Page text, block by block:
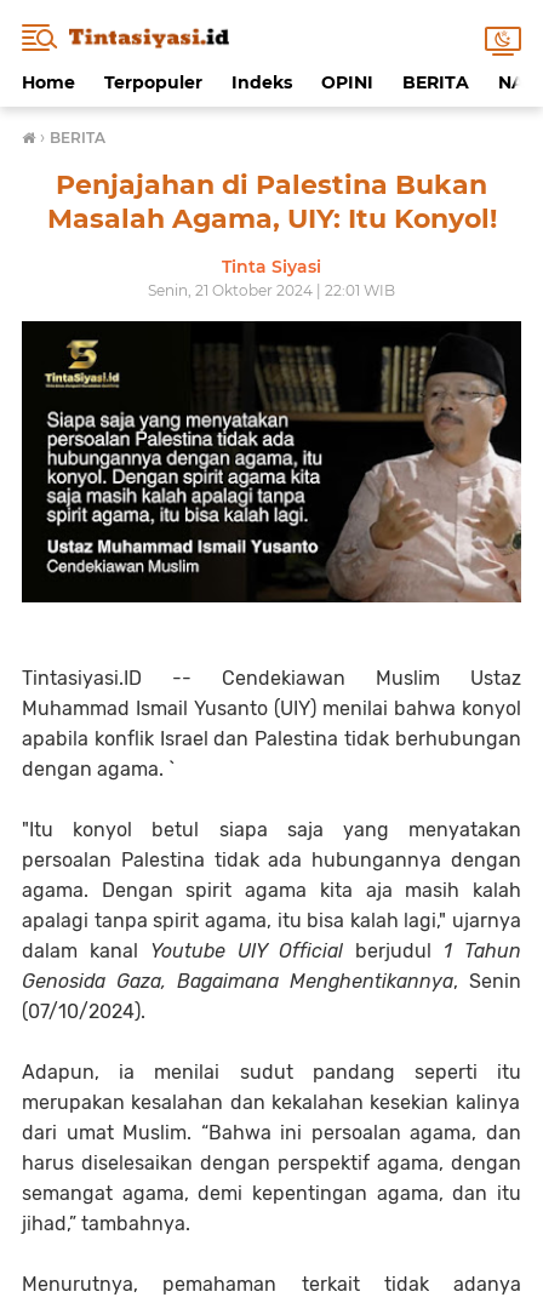
Home Terpopuler Indeks OPINI BERITA
› BERITA
Penjajahan di Palestina Bukan
Masalah Agama, UIY: Itu Konyol!
Tinta Siyasi
Senin, 21 Oktober 2024 | 22:01 WIB
Tintasiyasi.ID -- Cendekiawan Muslim Ustaz
Muhammad Ismail Yusanto (UIY) menilai bahwa konyol
apabila konflik Israel dan Palestina tidak berhubungan
dengan agama. `
"Itu konyol betul siapa saja yang menyatakan
persoalan Palestina tidak ada hubungannya dengan
agama. Dengan spirit agama kita aja masih kalah
apalagi tanpa spirit agama, itu bisa kalah lagi," ujarnya
dalam kanal Youtube UIY Official berjudul 1 Tahun
Genosida Gaza, Bagaimana Menghentikannya, Senin
(07/10/2024).
Adapun, ia menilai sudut pandang seperti itu
merupakan kesalahan dan kekalahan kesekian kalinya
dari umat Muslim. “Bahwa ini persoalan agama, dan
harus diselesaikan dengan perspektif agama, dengan
semangat agama, demi kepentingan agama, dan itu
jihad,” tambahnya.
Menurutnya, pemahaman terkait tidak adanya